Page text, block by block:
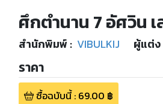
ศึกตำนาน 7 อัศวิน
สำนักพิมพ์ : VIBULKIJ ผู้แต่ง
ราคา
ซื้อฉบับนี้: 69.00 ฿